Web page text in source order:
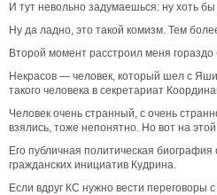
И тут невольно задумаешься: ну хоть
Ну да ладно, это такой комизм. Тем
Второй момент расстроил меня
Некрасов — человек, который шел с
такого человека в секретариат
Человек очень странный, с очень
взялись, тоже непонятно. Но вот на
Его публичная политическая
гражданских инициатив Кудрина.
Если вдруг КС нужно вести переговоры